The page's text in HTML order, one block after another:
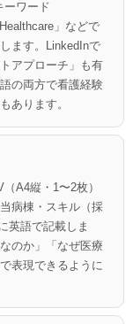
ーワード
」などで
ます。LinkedInで
アプローチ」も有
の両方で看護経験
あります。
A4縦・1〜2枚）
病棟・スキル（採
英語で記載しま
のか」「なぜ医療
表現できるように